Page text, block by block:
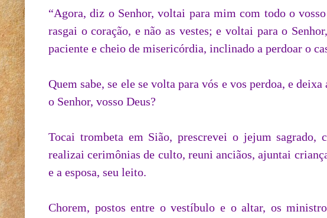
“Agora, diz o Senhor, voltai para mim com todo o
rasgai o coração, e não as vestes; e voltai para o
paciente e cheio de misericórdia, inclinado a perdoar o
Quem sabe, se ele se volta para vós e vos perdoa, e
o Senhor, vosso Deus?
Tocai trombeta em Sião, prescrevei o jejum sagrado,
realizai cerimônias de culto, reuni anciãos, ajuntai
e a esposa, seu leito.
Chorem, postos entre o vestíbulo e o altar, os